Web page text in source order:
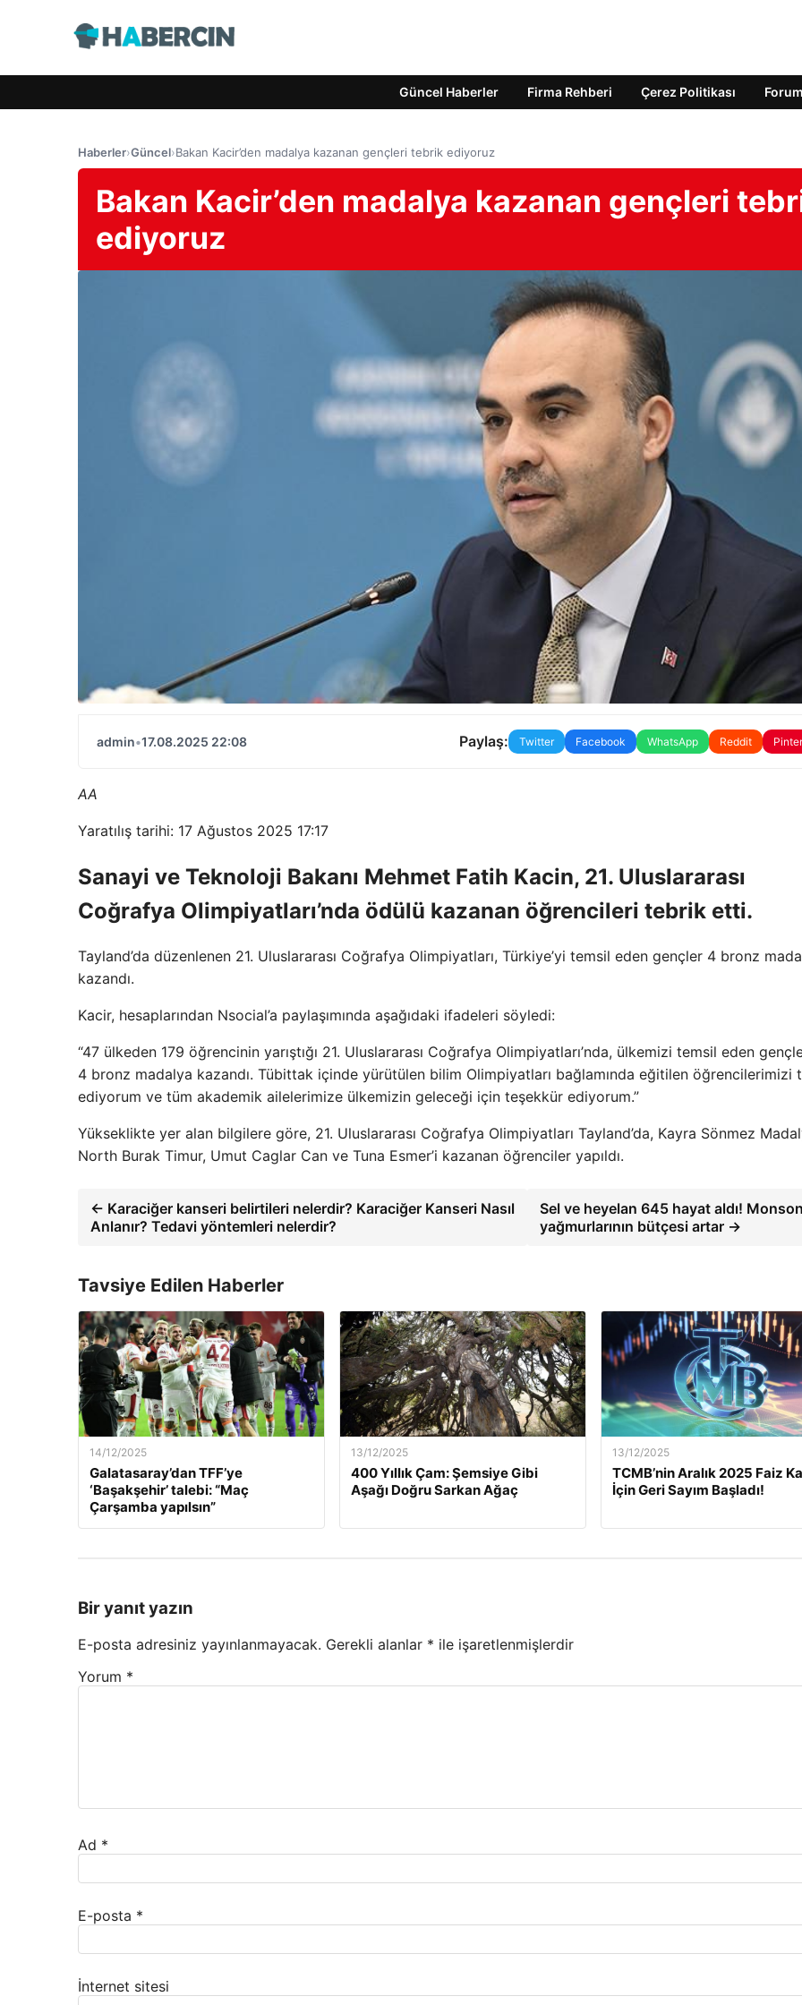
Güncel Haberler Firma Rehberi Çerez Politikası Forum
Haberler›Güncel›Bakan Kacir’den madalya kazanan gençleri tebrik ediyoruz
Bakan Kacir’den madalya kazanan gençleri
ediyoruz
admin•17.08.2025 22:08 Paylaş: Twitter Facebook WhatsApp Reddit
AA
Yaratılış tarihi: 17 Ağustos 2025 17:17
Sanayi ve Teknoloji Bakanı Mehmet Fatih Kacin, 21. Uluslararası
Coğrafya Olimpiyatları’nda ödülü kazanan öğrencileri tebrik etti.
Tayland’da düzenlenen 21. Uluslararası Coğrafya Olimpiyatları, Türkiye’yi temsil eden gençler 4 bronz
kazandı.
Kacir, hesaplarından Nsocial’a paylaşımında aşağıdaki ifadeleri söyledi:
“47 ülkeden 179 öğrencinin yarıştığı 21. Uluslararası Coğrafya Olimpiyatları’nda, ülkemizi temsil eden
4 bronz madalya kazandı. Tübittak içinde yürütülen bilim Olimpiyatları bağlamında eğitilen öğrencilerimizi
ediyorum ve tüm akademik ailelerimize ülkemizin geleceği için teşekkür ediyorum.”
Yükseklikte yer alan bilgilere göre, 21. Uluslararası Coğrafya Olimpiyatları Tayland’da, Kayra Sönmez
North Burak Timur, Umut Caglar Can ve Tuna Esmer’i kazanan öğrenciler yapıldı.
← Karaciğer kanseri belirtileri nelerdir? Karaciğer Kanseri Nasıl
Anlanır? Tedavi yöntemleri nelerdir?
Sel ve heyelan 645 hayat aldı!
yağmurlarının bütçesi artar →
Tavsiye Edilen Haberler
14/12/2025
Galatasaray’dan TFF’ye
‘Başakşehir’ talebi: “Maç
Çarşamba yapılsın”
13/12/2025
400 Yıllık Çam: Şemsiye Gibi
Aşağı Doğru Sarkan Ağaç
13/12/2025
TCMB’nin Aralık 2025 Faiz
İçin Geri Sayım Başladı!
Bir yanıt yazın
E-posta adresiniz yayınlanmayacak. Gerekli alanlar * ile işaretlenmişlerdir
Yorum *
Ad *
E-posta *
İnternet sitesi